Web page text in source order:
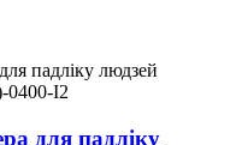
для падліку